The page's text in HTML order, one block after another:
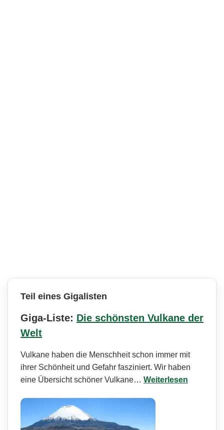
Teil eines Gigalisten
Giga-Liste: Die schönsten Vulkane der
Welt
Vulkane haben die Menschheit schon immer mit
ihrer Schönheit und Gefahr fasziniert. Wir haben
eine Übersicht schöner Vulkane… Weiterlesen